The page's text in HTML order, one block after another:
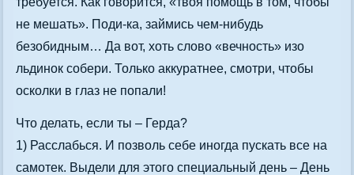
не мешать». Поди-ка, займись чем-нибудь
безобидным… Да вот, хоть слово «вечность» изо
льдинок собери. Только аккуратнее, смотри, чтобы
осколки в глаз не попали!
Что делать, если ты – Герда?
1) Расслабься. И позволь себе иногда пускать все на
самотек. Выдели для этого специальный день – День